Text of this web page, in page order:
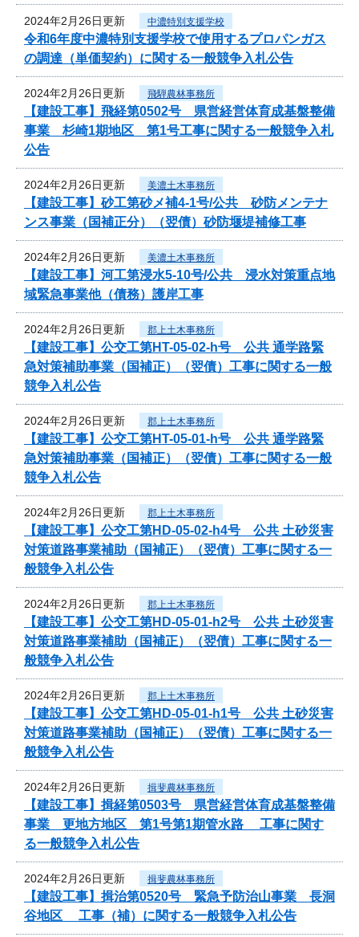
2024年2月26日更新 中濃特別支援学校
令和6年度中濃特別支援学校で使用するプロパンガス
の調達（単価契約）に関する一般競争入札公告
2024年2月26日更新 飛騨農林事務所
【建設工事】飛経第0502号 県営経営体育成基盤整備
事業 杉崎1期地区 第1号工事に関する一般競争入札
公告
2024年2月26日更新 美濃土木事務所
【建設工事】砂工第砂メ補4-1号/公共 砂防メンテナ
ンス事業（国補正分）（翌債）砂防堰堤補修工事
2024年2月26日更新 美濃土木事務所
【建設工事】河工第浸水5-10号/公共 浸水対策重点地
域緊急事業他（債務）護岸工事
2024年2月26日更新 郡上土木事務所
【建設工事】公交工第HT-05-02-h号 公共 通学路緊
急対策補助事業（国補正）（翌債）工事に関する一般
競争入札公告
2024年2月26日更新 郡上土木事務所
【建設工事】公交工第HT-05-01-h号 公共 通学路緊
急対策補助事業（国補正）（翌債）工事に関する一般
競争入札公告
2024年2月26日更新 郡上土木事務所
【建設工事】公交工第HD-05-02-h4号 公共 土砂災害
対策道路事業補助（国補正）（翌債）工事に関する一
般競争入札公告
2024年2月26日更新 郡上土木事務所
【建設工事】公交工第HD-05-01-h2号 公共 土砂災害
対策道路事業補助（国補正）（翌債）工事に関する一
般競争入札公告
2024年2月26日更新 郡上土木事務所
【建設工事】公交工第HD-05-01-h1号 公共 土砂災害
対策道路事業補助（国補正）（翌債）工事に関する一
般競争入札公告
2024年2月26日更新 揖斐農林事務所
【建設工事】揖経第0503号 県営経営体育成基盤整備
事業 更地方地区 第1号第1期管水路 工事に関す
る一般競争入札公告
2024年2月26日更新 揖斐農林事務所
【建設工事】揖治第0520号 緊急予防治山事業 長洞
谷地区 工事（補）に関する一般競争入札公告